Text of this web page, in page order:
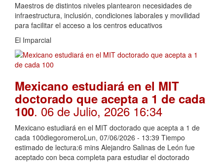
Maestros de distintos niveles plantearon necesidades de
infraestructura, inclusión, condiciones laborales y movilidad
para facilitar el acceso a los centros educativos
El Imparcial
Mexicano estudiará en el MIT
doctorado que acepta a 1 de cada
100. 06 de Julio, 2026 16:34
Mexicano estudiará en el MIT doctorado que acepta a 1 de
cada 100diegoromeroLun, 07/06/2026 - 13:39 Tiempo
estimado de lectura:6 mins Alejandro Salinas de León fue
aceptado con beca completa para estudiar el doctorado